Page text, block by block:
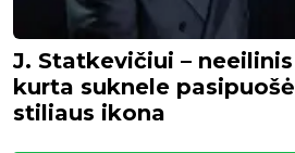
J. Statkevičiui –
kurta suknele
stiliaus ikona